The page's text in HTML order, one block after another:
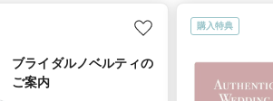
ブライダルノベルティの
ご案内
購入特典